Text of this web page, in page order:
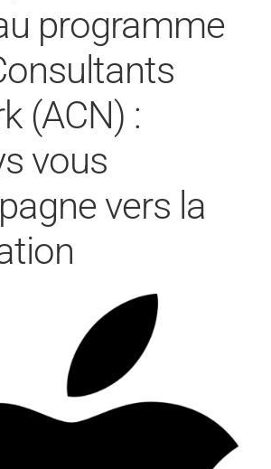
programme
(ACN) :
vous
vers la